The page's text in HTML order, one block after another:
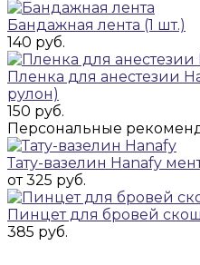
Бандажная лента (1 шт.)
140 руб.
Пленка для анестезии
рулон)
150 руб.
Персональные
Тату-вазелин Hanafy
от 325 руб.
Пинцет для бровей
385 руб.